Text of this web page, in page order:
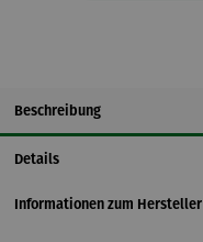
Beschreibung
Details
Informationen zum Hersteller